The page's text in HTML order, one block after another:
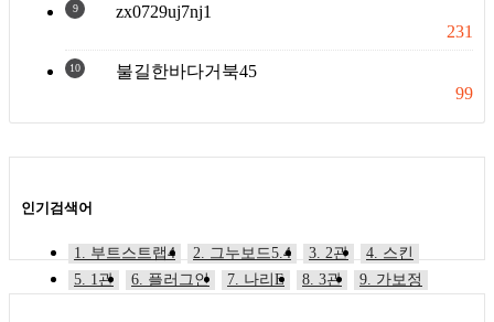
9
zx0729uj7nj1
231
10
불길한바다거북45
99
인기검색어
1. 부트스트랩4 2. 그누보드5.4 3. 2관
4. 스킨
5. 1관
6. 플러그인 7. 나리E 8. 3관
9. 가보정